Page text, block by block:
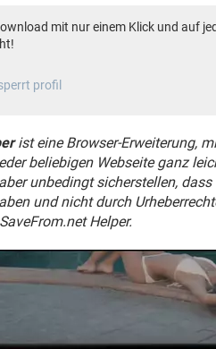
mit nur einem Klick und auf
profil
ist eine Browser-Erweiterung,
beliebigen Webseite ganz
unbedingt sicherstellen, dass
und nicht durch
Helper.